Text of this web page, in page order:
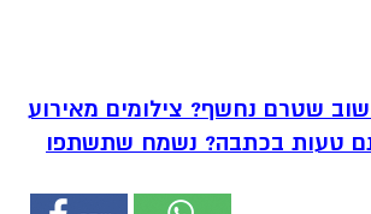
שטרם נחשף? צילומים מאירוע
טעות בכתבה? נשמח שתשתפו